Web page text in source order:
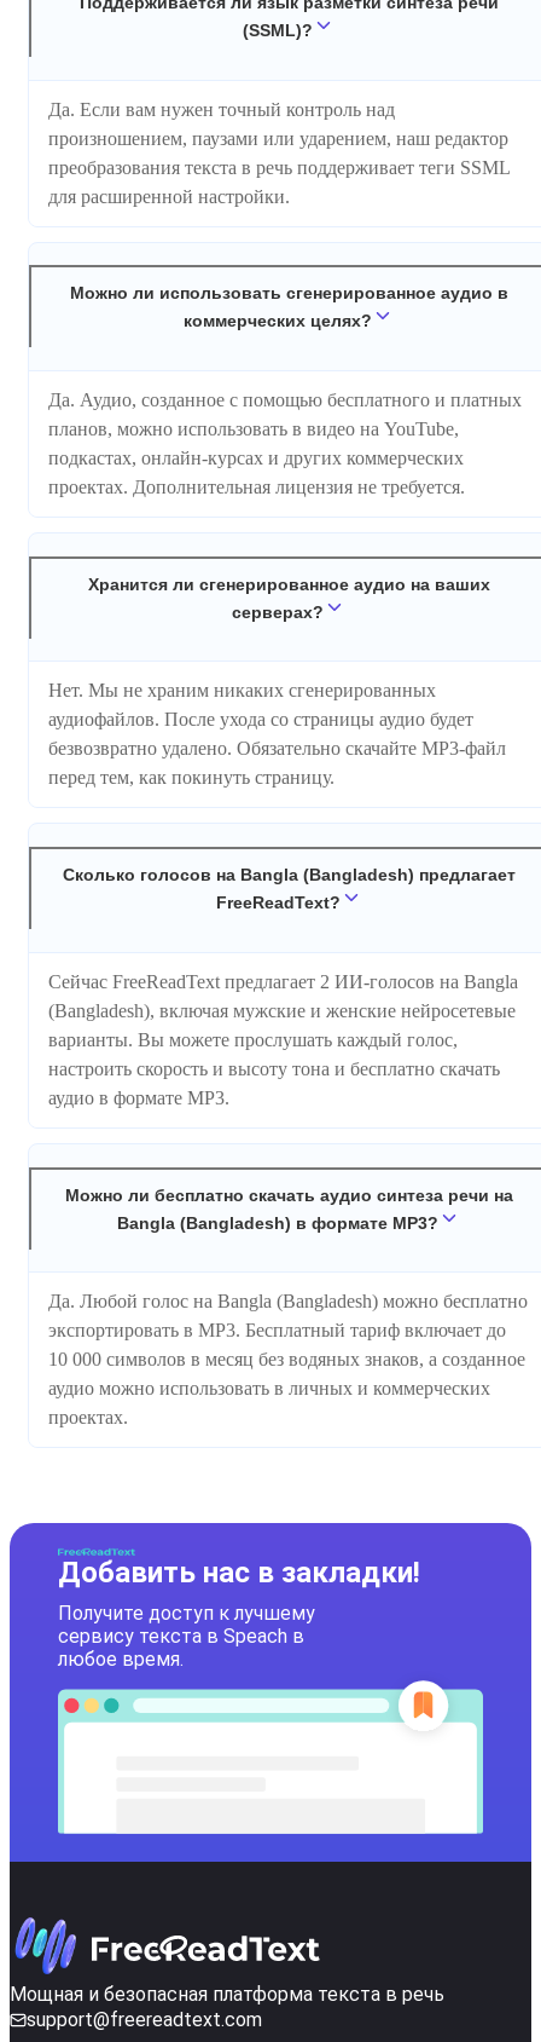
(SSML)?
Да. Если вам нужен точный контроль над
произношением, паузами или ударением, наш редактор
преобразования текста в речь поддерживает теги SSML
для расширенной настройки.
Можно ли использовать сгенерированное аудио в
коммерческих целях?
Да. Аудио, созданное с помощью бесплатного и платных
планов, можно использовать в видео на YouTube,
подкастах, онлайн-курсах и других коммерческих
проектах. Дополнительная лицензия не требуется.
Хранится ли сгенерированное аудио на ваших
серверах?
Нет. Мы не храним никаких сгенерированных
аудиофайлов. После ухода со страницы аудио будет
безвозвратно удалено. Обязательно скачайте MP3-файл
перед тем, как покинуть страницу.
Сколько голосов на Bangla (Bangladesh) предлагает
FreeReadText?
Сейчас FreeReadText предлагает 2 ИИ-голосов на Bangla
(Bangladesh), включая мужские и женские нейросетевые
варианты. Вы можете прослушать каждый голос,
настроить скорость и высоту тона и бесплатно скачать
аудио в формате MP3.
Можно ли бесплатно скачать аудио синтеза речи на
Bangla (Bangladesh) в формате MP3?
Да. Любой голос на Bangla (Bangladesh) можно бесплатно
экспортировать в MP3. Бесплатный тариф включает до
10 000 символов в месяц без водяных знаков, а созданное
аудио можно использовать в личных и коммерческих
проектах.
Добавить нас в закладки!
Получите доступ к лучшему
сервису текста в Speach в
любое время.
Мощная и безопасная платформа текста в речь
support@freereadtext.com